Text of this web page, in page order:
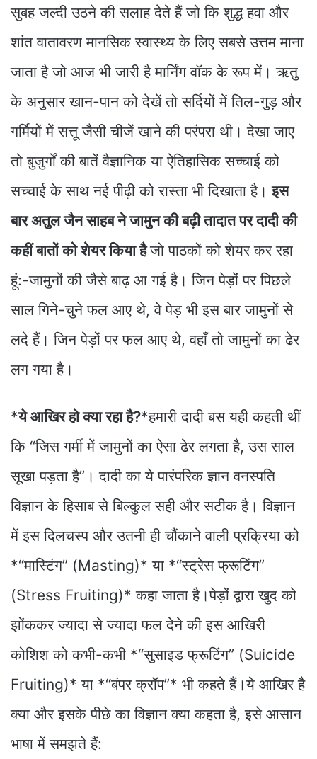
सुबह जल्दी उठने की सलाह देते हैं जो कि शुद्ध हवा और
शांत वातावरण मानसिक स्वास्थ्य के लिए सबसे उत्तम माना
जाता है जो आज भी जारी है मार्निंग वॉक के रूप में। ऋतु
के अनुसार खान-पान को देखें तो सर्दियों में तिल-गुड़ और
गर्मियों में सत्तू जैसी चीजें खाने की परंपरा थी। देखा जाए
तो बुजुर्गों की बातें वैज्ञानिक या ऐतिहासिक सच्चाई को
सच्चाई के साथ नई पीढ़ी को रास्ता भी दिखाता है।इस
बार अतुल जैन साहब ने जामुन की बढ़ी तादात पर दादी की
कहीं बातों को शेयर किया हैजो पाठकों को शेयर कर रहा
हूं:-जामुनों की जैसे बाढ़ आ गई है। जिन पेड़ों पर पिछले
साल गिने-चुने फल आए थे, वे पेड़ भी इस बार जामुनों से
लदे हैं। जिन पेड़ों पर फल आए थे, वहाँ तो जामुनों का ढेर
लग गया है।
*ये आखिर हो क्या रहा है?*हमारी दादी बस यही कहती थीं
कि “जिस गर्मी में जामुनों का ऐसा ढेर लगता है, उस साल
सूखा पड़ता है”। दादी का ये पारंपरिक ज्ञान वनस्पति
विज्ञान के हिसाब से बिल्कुल सही और सटीक है। विज्ञान
में इस दिलचस्प और उतनी ही चौंकाने वाली प्रक्रिया को
*“मास्टिंग” (Masting)* या *“स्ट्रेस फ्रूटिंग”
(Stress Fruiting)* कहा जाता है।पेड़ों द्वारा खुद को
झोंककर ज्यादा से ज्यादा फल देने की इस आखिरी
कोशिश को कभी-कभी *“सुसाइड फ्रूटिंग” (Suicide
Fruiting)* या *“बंपर क्रॉप”* भी कहते हैं।ये आखिर है
क्या और इसके पीछे का विज्ञान क्या कहता है, इसे आसान
भाषा में समझते हैं: